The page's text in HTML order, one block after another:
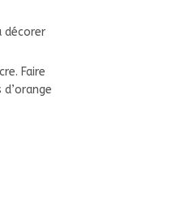
décorer
Faire